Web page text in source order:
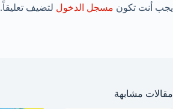
يجب أنت تكون مسجل الدخول لتضيف تعليقاً.
مقالات مشابهة